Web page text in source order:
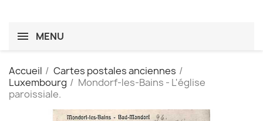
MENU
Accueil
Cartes postales anciennes
Luxembourg
Mondorf-les-Bains - L'église
paroissiale.